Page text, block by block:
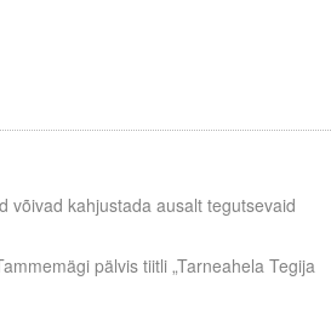
võivad kahjustada ausalt tegutsevaid
pälvis tiitli „Tarneahela Tegija